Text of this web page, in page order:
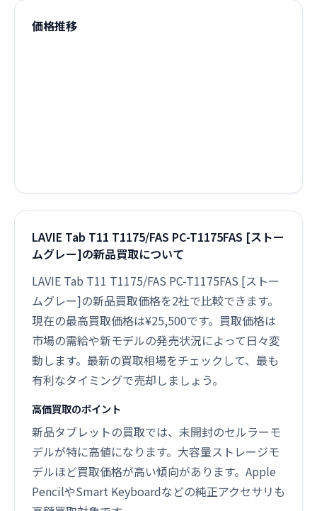
価格推移
LAVIE Tab T11 T1175/FAS PC-T1175FAS [ストー
ムグレー]の新品買取について
LAVIE Tab T11 T1175/FAS PC-T1175FAS [ストー
ムグレー]の新品買取価格を2社で比較できます。
現在の最高買取価格は¥25,500です。買取価格は
市場の需給や新モデルの発売状況によって日々変
動します。最新の買取相場をチェックして、最も
有利なタイミングで売却しましょう。
高価買取のポイント
新品タブレットの買取では、未開封のセルラーモ
デルが特に高値になります。大容量ストレージモ
デルほど買取価格が高い傾向があります。Apple
PencilやSmart Keyboardなどの純正アクセサリも